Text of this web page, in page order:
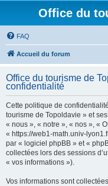
Office du
FAQ
Accueil du forum
Office du tourisme de
confidentialité
Cette politique de
tourisme de Topoldavie » et
« nous », « notre », « nos », «
« https://web1-math.univ-
par « logiciel phpBB » et «
collectées lors des sessions
« vos informations »).
Vos informations sont